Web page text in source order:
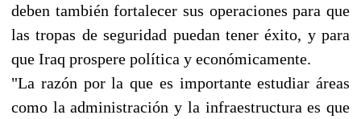
deben también fortalecer sus operaciones para que
las tropas de seguridad puedan tener éxito, y para
que Iraq prospere política y económicamente.
"La razón por la que es importante estudiar áreas
como la administración y la infraestructura es que